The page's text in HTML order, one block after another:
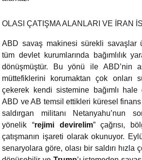
OLASI ÇATIŞMA ALANLARI VE İRAN
ABD savaş makinesi sürekli savaşlar
tüm devlet kurumlarında bağımlılık
dönüşmüştür. Bu yönü ile ABD’nin
müttefiklerini korumaktan çok onları
çekerek kendi sistemine bağımlı hale
ABD ve AB temsil ettikleri küresel
saldırgan militanı Netanyahu’nun
yönelik “rejimi devirelim” çağrısı,
çatışmanın işareti olarak okunuyor.
senaryolara göre, olası bir saldırı hızla